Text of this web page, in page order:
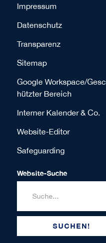
Impressum
Datenschutz
Transparenz
Sitemap
Google Workspace/Gesc
hützter Bereich
Interner Kalender & Co.
Website-Editor
Safeguarding
Website-Suche